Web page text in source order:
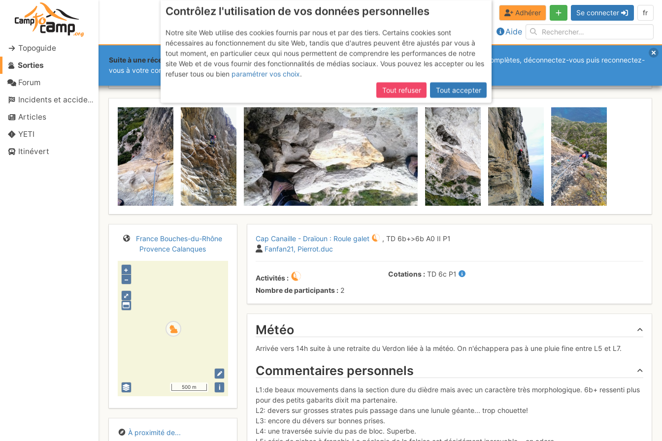
Topoguide
Sorties
Forum
Incidents et accidents
Articles
YETI
Itinévert
Aide
Adhérer Se connecter fr
Suite à une récente et importante mise à jour du site,si certaines pages ne sont plus accessibles, manquantes ou incomplètes, déconnectez-vous puis reconnectez-
vous à votre compte sur le site.
Cap Canaille - Draïoun : Roule galet
France Bouches-du-Rhône
Provence Calanques
⤢
+
–
500 m i
À proximité de...
Cap Canaille - Draïoun : Roule galet ,TD 6b+>6b A0 II P1
Fanfan21 Pierrot.duc
Activités
Nombre de participants
2
Cotations TD 6c P1
Météo
Arrivée vers 14h suite à une retraite du Verdon liée à la météo. On n'échappera pas à une pluie fine entre L5 et L7.
Commentaires personnels
L1:de beaux mouvements dans la section dure du dièdre mais avec un caractère très morphologique. 6b+ ressenti plus
pour des petits gabarits dixit ma partenaire.
L2: devers sur grosses strates puis passage dans une lunule géante... trop chouette!
L3: encore du dévers sur bonnes prises.
L4: une traversée suivie du pas de bloc. Superbe.
Contrôlez l'utilisation de vos données personnelles
Notre site Web utilise des cookies fournis par nous et par des tiers. Certains cookies sont
nécessaires au fonctionnement du site Web, tandis que d'autres peuvent être ajustés par vous à
tout moment, en particulier ceux qui nous permettent de comprendre les performances de notre
site Web et de vous fournir des fonctionnalités de médias sociaux. Vous pouvez les accepter ou les
refuser tous ou bien paramétrer vos choix.
Tout refuser
Tout accepter